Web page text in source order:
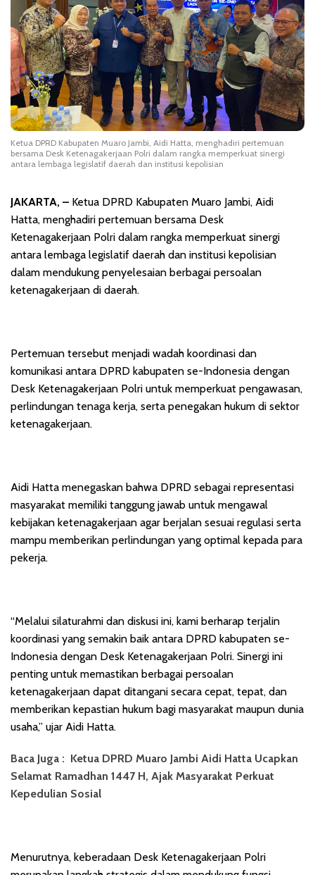
Ketua DPRD Kabupaten Muaro Jambi, Aidi Hatta, menghadiri pertemuan
bersama Desk Ketenagakerjaan Polri dalam rangka memperkuat sinergi
antara lembaga legislatif daerah dan institusi kepolisian
JAKARTA, – Ketua DPRD Kabupaten Muaro Jambi, Aidi
Hatta, menghadiri pertemuan bersama Desk
Ketenagakerjaan Polri dalam rangka memperkuat sinergi
antara lembaga legislatif daerah dan institusi kepolisian
dalam mendukung penyelesaian berbagai persoalan
ketenagakerjaan di daerah.
Pertemuan tersebut menjadi wadah koordinasi dan
komunikasi antara DPRD kabupaten se-Indonesia dengan
Desk Ketenagakerjaan Polri untuk memperkuat pengawasan,
perlindungan tenaga kerja, serta penegakan hukum di sektor
ketenagakerjaan.
Aidi Hatta menegaskan bahwa DPRD sebagai representasi
masyarakat memiliki tanggung jawab untuk mengawal
kebijakan ketenagakerjaan agar berjalan sesuai regulasi serta
mampu memberikan perlindungan yang optimal kepada para
pekerja.
“Melalui silaturahmi dan diskusi ini, kami berharap terjalin
koordinasi yang semakin baik antara DPRD kabupaten se-
Indonesia dengan Desk Ketenagakerjaan Polri. Sinergi ini
penting untuk memastikan berbagai persoalan
ketenagakerjaan dapat ditangani secara cepat, tepat, dan
memberikan kepastian hukum bagi masyarakat maupun dunia
usaha,” ujar Aidi Hatta.
Baca Juga : Ketua DPRD Muaro Jambi Aidi Hatta Ucapkan
Selamat Ramadhan 1447 H, Ajak Masyarakat Perkuat
Kepedulian Sosial
Menurutnya, keberadaan Desk Ketenagakerjaan Polri